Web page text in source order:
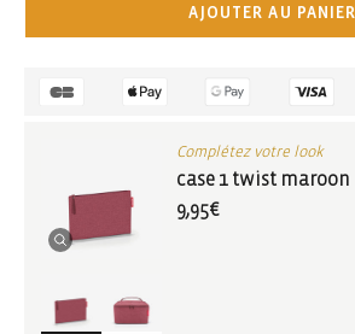
AJOUTER AU PANIER
Complétez votre look
case 1 twist maroon
9,95€